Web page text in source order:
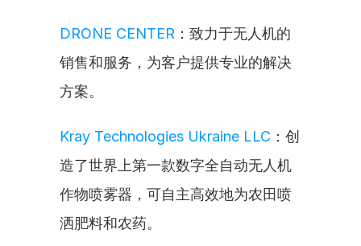
DRONE CENTER ：致力于无人机的
销售和服务，为客户提供专业的解决
方案。
Kray Technologies Ukraine LLC ：创
造了世界上第一款数字全自动无人机
作物喷雾器，可自主高效地为农田喷
洒肥料和农药。